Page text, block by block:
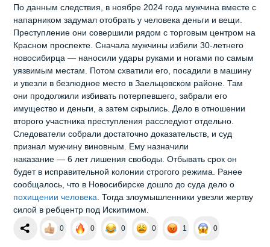
По данным следствия, в ноябре 2024 года мужчина вместе с
напарником задумал отобрать у человека деньги и вещи.
Преступление они совершили рядом с торговым центром на
Красном проспекте. Сначала мужчины избили 30‑летнего
новосибирца — наносили удары руками и ногами по самым
уязвимым местам. Потом схватили его, посадили в машину
и увезли в безлюдное место в Заельцовском районе. Там
они продолжили избивать потерпевшего, забрали его
имущество и деньги, а затем скрылись. Дело в отношении
второго участника преступления расследуют отдельно.
Следователи собрали достаточно доказательств, и суд
признал мужчину виновным. Ему назначили
наказание — 6 лет лишения свободы. Отбывать срок он
будет в исправительной колонии строгого режима. Ранее
сообщалось, что в Новосибирске дошло до суда дело о
похищении человека . Тогда злоумышленники увезли жертву
силой в ребцентр под Искитимом.
0 0 0 0 1 0